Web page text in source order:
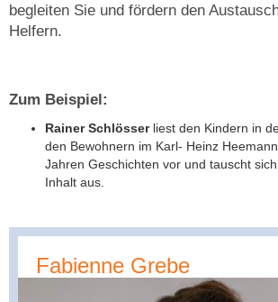
begleiten Sie und fördern den
Helfern.
Zum Beispiel:
Rainer Schlösserliest den Kindern in
den Bewohnern im Karl- Heinz
Jahren Geschichten vor und tauscht
Inhalt aus.
Fabienne Grebe